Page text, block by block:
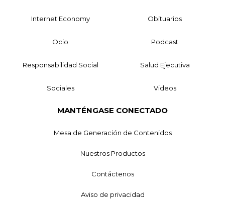
Internet Economy Obituarios
Ocio Podcast
Responsabilidad Social Salud Ejecutiva
Sociales Videos
MANTÉNGASE CONECTADO
Mesa de Generación de Contenidos
Nuestros Productos
Contáctenos
Aviso de privacidad